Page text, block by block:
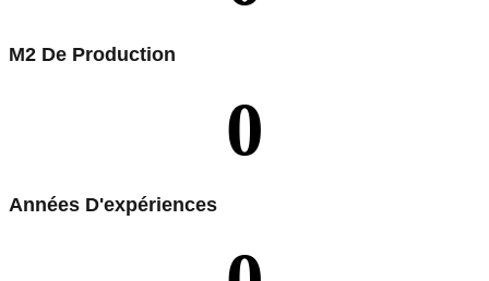
M2 De Production
0
Années D'expériences